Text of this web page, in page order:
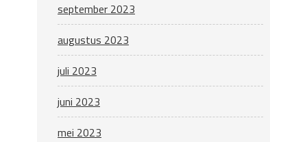
september 2023
augustus 2023
juli 2023
juni 2023
mei 2023